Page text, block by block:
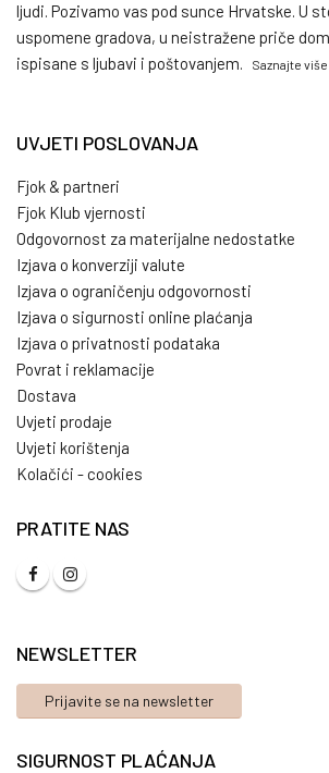
ljudi. Pozivamo vas pod sunce Hrvatske. U
uspomene gradova, u neistražene priče
ispisane s ljubavi i poštovanjem.
Saznajte više
UVJETI POSLOVANJA
Fjok & partneri
Fjok Klub vjernosti
Odgovornost za materijalne nedostatke
Izjava o konverziji valute
Izjava o ograničenju odgovornosti
Izjava o sigurnosti online plaćanja
Izjava o privatnosti podataka
Povrat i reklamacije
Dostava
Uvjeti prodaje
Uvjeti korištenja
Kolačići - cookies
PRATITE NAS
NEWSLETTER
Prijavite se na newsletter
SIGURNOST PLAĆANJA